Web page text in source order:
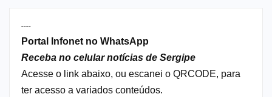
----
Portal Infonet no WhatsApp
Receba no celular notícias de Sergipe
Acesse o link abaixo, ou escanei o QRCODE, para
ter acesso a variados conteúdos.